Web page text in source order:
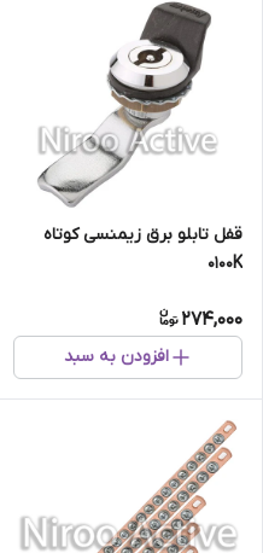
قفل تابلو برق زیمنسی کوتاه
۰۱۰۰K
274,000
افزودن به سبد